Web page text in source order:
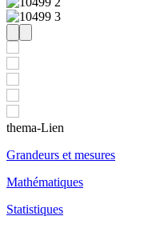
thema-Lien
Grandeurs et mesures
Mathématiques
Statistiques